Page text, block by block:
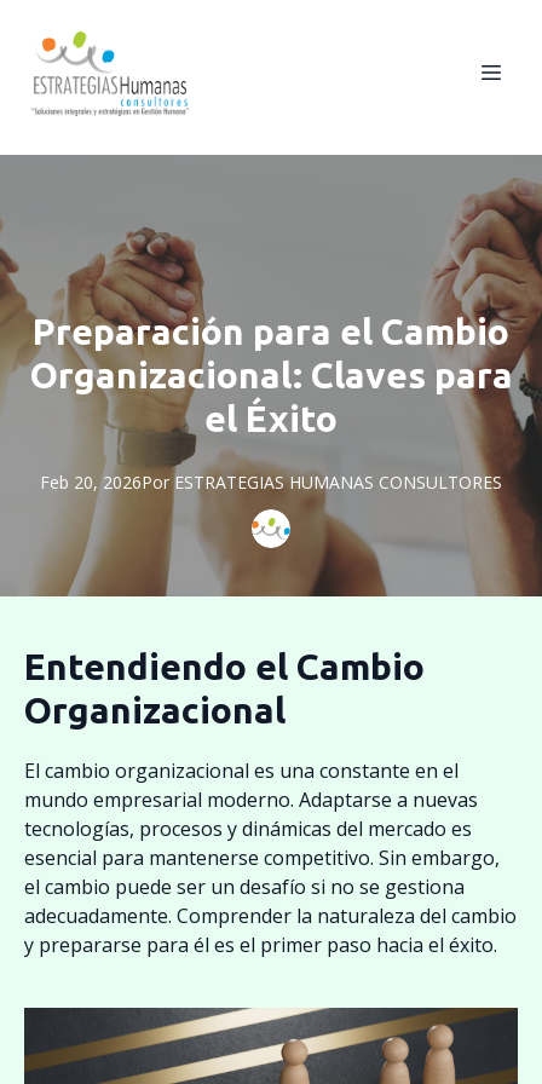
Preparación para el Cambio
Organizacional: Claves para
el Éxito
Feb 20, 2026Por ESTRATEGIAS HUMANAS CONSULTORES
Entendiendo el Cambio
Organizacional
El cambio organizacional es una constante en el
mundo empresarial moderno. Adaptarse a nuevas
tecnologías, procesos y dinámicas del mercado es
esencial para mantenerse competitivo. Sin embargo,
el cambio puede ser un desafío si no se gestiona
adecuadamente. Comprender la naturaleza del cambio
y prepararse para él es el primer paso hacia el éxito.